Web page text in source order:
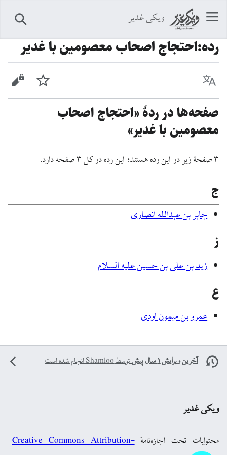
ویکی غدیر
رده:احتجاج اصحاب معصومین با غدیر
زبان پیگیری
صفحه‌ها در ردهٔ «احتجاج اصحاب
معصومین با غدیر»
۳ صفحۀ زیر در این رده هستند؛ این رده در کل ۳ صفحه دارد.
ج
جابر بن عبدالله انصاری
ز
زید بن علی بن حسین علیه السلام
ع
عمرو بن میمون اودی
آخرین ویرایش ۱ سال پیش توسطShamlooانجام شده است
ویکی غدیر
محتوایات تحت اجازه‌نامهٔCreative Commons Attribution-